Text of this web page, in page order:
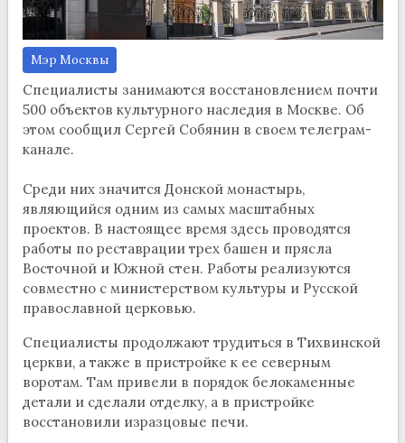
Мэр Москвы
Специалисты занимаются восстановлением почти
500 объектов культурного наследия в Москве. Об
этом сообщил Сергей Собянин в своем телеграм-
канале.
Среди них значится Донской монастырь,
являющийся одним из самых масштабных
проектов. В настоящее время здесь проводятся
работы по реставрации трех башен и прясла
Восточной и Южной стен. Работы реализуются
совместно с министерством культуры и Русской
православной церковью.
Специалисты продолжают трудиться в Тихвинской
церкви, а также в пристройке к ее северным
воротам. Там привели в порядок белокаменные
детали и сделали отделку, а в пристройке
восстановили изразцовые печи.